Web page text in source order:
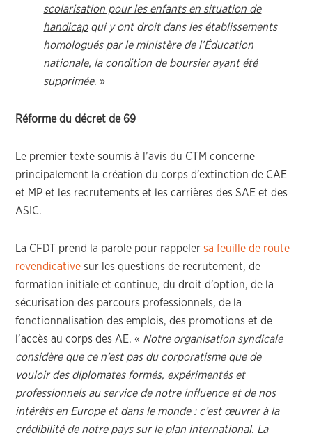
scolarisation pour les enfants en situation de
handicapqui y ont droit dans les établissements
homologués par le ministère de l’Éducation
nationale, la condition de boursier ayant été
supprimée. »
Réforme du décret de 69
Le premier texte soumis à l’avis du CTM concerne
principalement la création du corps d’extinction de CAE
et MP et les recrutements et les carrières des SAE et des
ASIC.
La CFDT prend la parole pour rappelersa feuille de route
revendicativesur les questions de recrutement, de
formation initiale et continue, du droit d’option, de la
sécurisation des parcours professionnels, de la
fonctionnalisation des emplois, des promotions et de
l’accès au corps des AE. « Notre organisation syndicale
considère que ce n’est pas du corporatisme que de
vouloir des diplomates formés, expérimentés et
professionnels au service de notre influence et de nos
intérêts en Europe et dans le monde : c’est œuvrer à la
crédibilité de notre pays sur le plan international. La